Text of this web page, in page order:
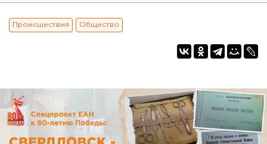
Происшествия Общество